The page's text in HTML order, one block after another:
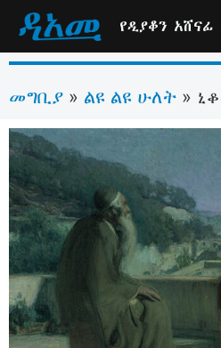
የዲያቆን
መግቢያ » ልዩ ልዩ ሁለት »